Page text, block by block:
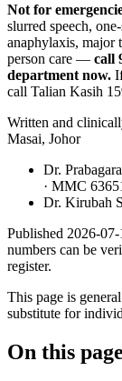
Not for
slurred speech,
anaphylaxis, major
person care — call
department now.
call Talian Kasih
Written and
Masai, Johor
Dr.
· MMC
Dr. Kirubah
Published 2026-07-
numbers can be
register.
This page is
substitute for
On this page